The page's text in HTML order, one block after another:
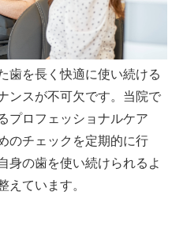
歯を長く快適に使い続ける
ンスが不可欠です。当院で
プロフェッショナルケア
のチェックを定期的に行
身の歯を使い続けられるよ
えています。